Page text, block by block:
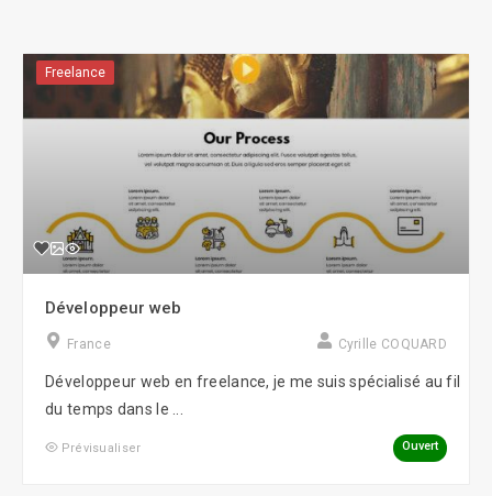
Freelance
Développeur web
France Cyrille COQUARD
Développeur web en freelance, je me suis spécialisé au fil
du temps dans le ...
Prévisualiser Ouvert